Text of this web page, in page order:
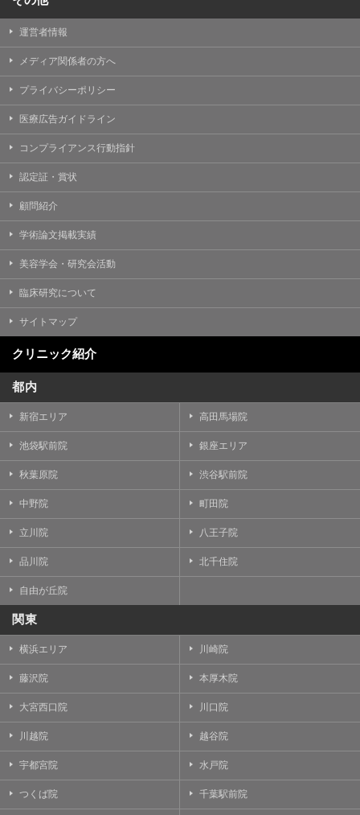
運営者情報
メディア関係者の方へ
プライバシーポリシー
医療広告ガイドライン
コンプライアンス行動指針
認定証・賞状
顧問紹介
学術論文掲載実績
美容学会・研究会活動
臨床研究について
サイトマップ
クリニック紹介
都内
新宿エリア 高田馬場院
池袋駅前院 銀座エリア
秋葉原院 渋谷駅前院
中野院 町田院
立川院 八王子院
品川院 北千住院
自由が丘院
関東
横浜エリア 川崎院
藤沢院 本厚木院
大宮西口院 川口院
川越院 越谷院
宇都宮院 水戸院
つくば院 千葉駅前院